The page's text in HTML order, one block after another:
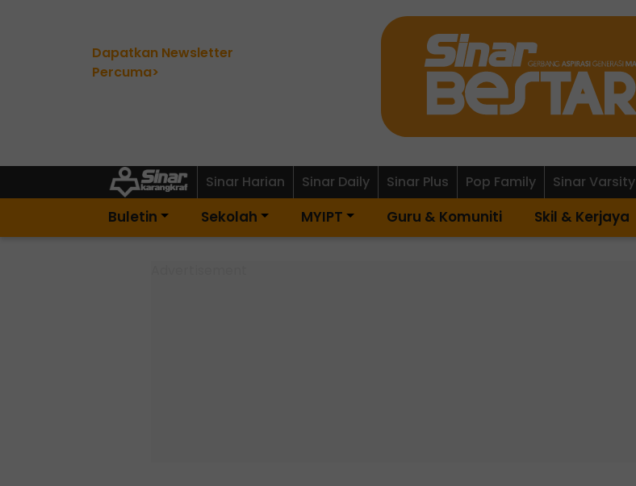
Dapatkan Newsletter
Percuma>
Sinar Harian Sinar Daily Sinar Plus Pop Family Sinar Varsity
Buletin Sekolah MYIPT Guru & Komuniti Skil & Kerjaya